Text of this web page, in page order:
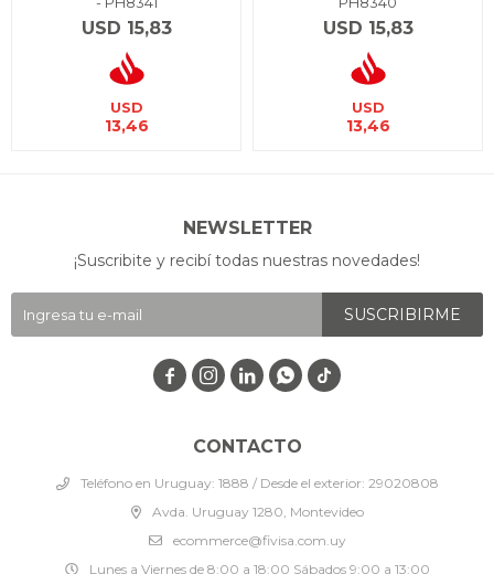
USD 15,83
USD
13,46
USD 15,83
USD
13,46
CONTACTO
Teléfono en Uruguay: 1888 / Desde el exterior: 29020808
Avda. Uruguay 1280, Montevideo
ecommerce@fivisa.com.uy
Lunes a Viernes de 8:00 a 18:00 Sábados 9:00 a 13:00
NEWSLETTER
¡Suscribite y recibí todas nuestras novedades!
SUSCRIBIRME
   